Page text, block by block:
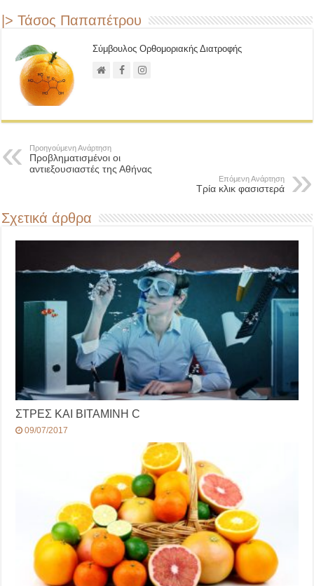
|> Τάσος Παπαπέτρου
Σύμβουλος Ορθομοριακής Διατροφής
Προηγούμενη Ανάρτηση
Προβληματισμένοι οι
αντιεξουσιαστές της Αθήνας
Επόμενη Ανάρτηση
Τρία κλικ φασιστερά
Σχετικά άρθρα
ΣΤΡΕΣ ΚΑΙ ΒΙΤΑΜΙΝΗ C
09/07/2017